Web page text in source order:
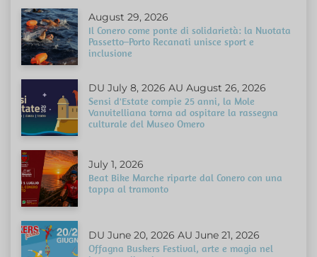
August 29, 2026
Il Conero come ponte di solidarietà: la Nuotata
Passetto–Porto Recanati unisce sport e
inclusione
DU July 8, 2026 AU August 26, 2026
Sensi d'Estate compie 25 anni, la Mole
Vanvitelliana torna ad ospitare la rassegna
culturale del Museo Omero
July 1, 2026
Beat Bike Marche riparte dal Conero con una
tappa al tramonto
DU June 20, 2026 AU June 21, 2026
Offagna Buskers Festival, arte e magia nel